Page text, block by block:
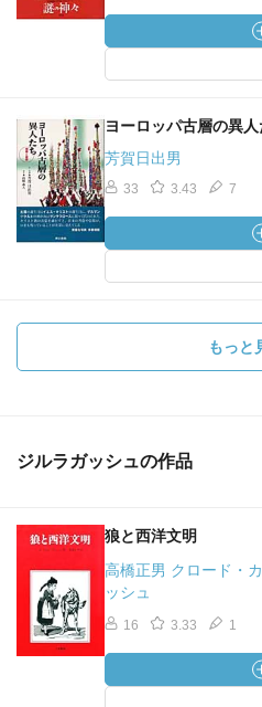
ヨーロッパ古層の異
芳賀日出男
33 3.43 7
もっと
ジルラガッシュの作品
狼と西洋文明
高橋正男 クロード・
ッシュ
16 3.33 1